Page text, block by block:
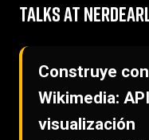
TALKS AT
Construye
Wikimedia:
visualización